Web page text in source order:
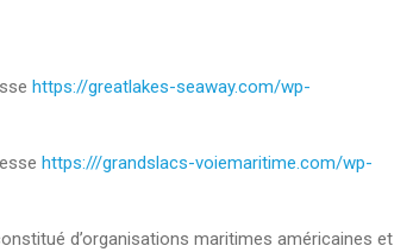
https://greatlakes-seaway.com/wp-
https:///grandslacs-voiemaritime.com/wp-
d’organisations maritimes américaines et